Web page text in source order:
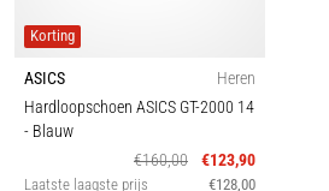
Korting
ASICS
Heren
Hardloopschoen ASICS GT-2000 14
- Blauw
€160,00
€123,90
Laatste laagste prijs €128,00